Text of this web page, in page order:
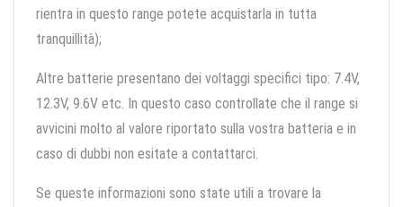
rientra in questo range potete acquistarla in tutta
tranquillità);
Altre batterie presentano dei voltaggi specifici tipo: 7.4V,
12.3V, 9.6V etc. In questo caso controllate che il range si
avvicini molto al valore riportato sulla vostra batteria e in
caso di dubbi non esitate a contattarci.
Se queste informazioni sono state utili a trovare la